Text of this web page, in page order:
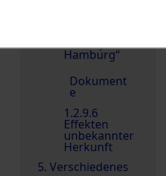
Hamburg“
Dokument
e
1.2.9.6
Effekten
unbekannter
Herkunft
5. Verschiedenes